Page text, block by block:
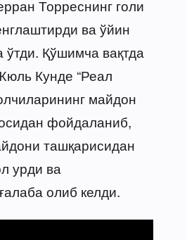
Торреснинг голи
ва ўйин
ўтди. Қўшимча вақтда
Кунде “Реал
майдон
фойдаланиб,
ташқарисидан
урди ва
олиб келди.